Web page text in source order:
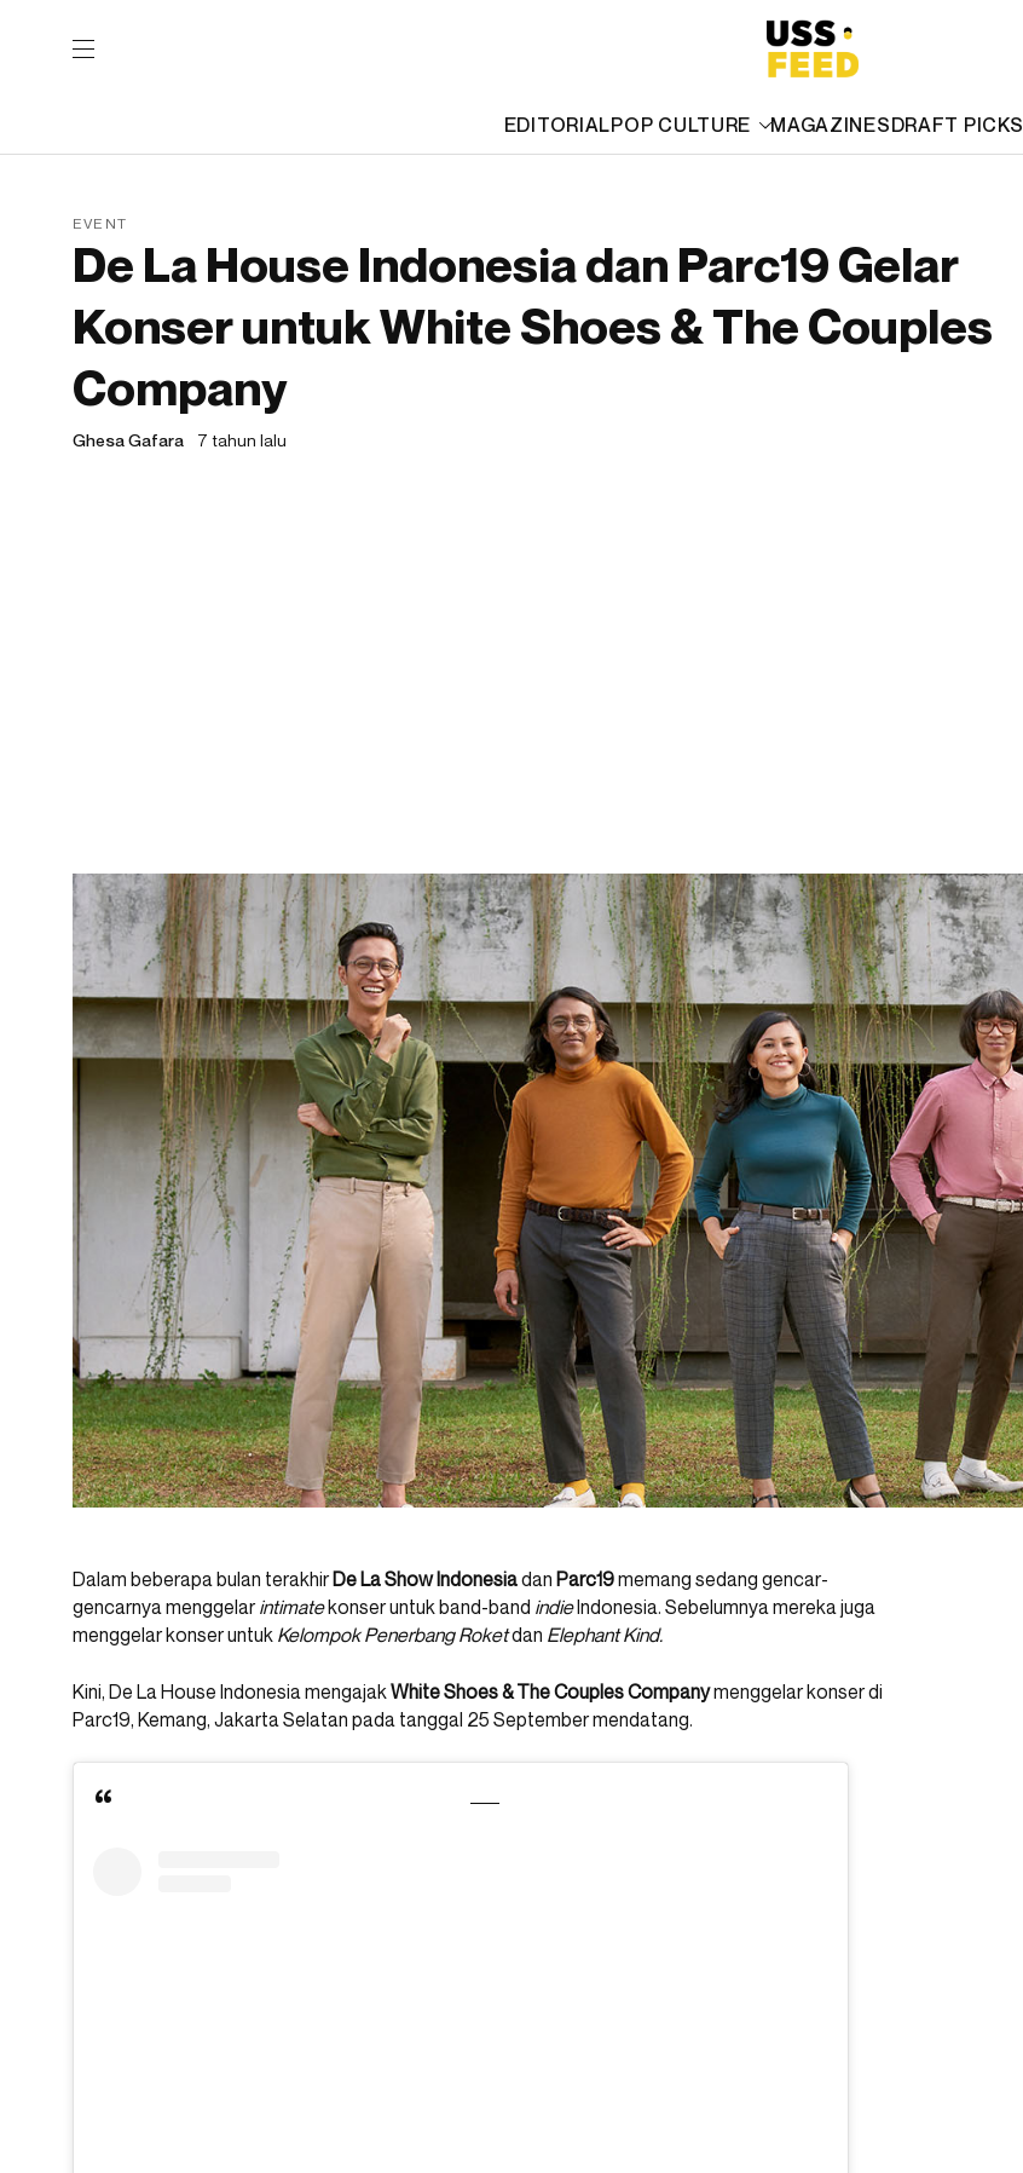
EDITORIALPOP CULTURE MAGAZINESDRAFT PICKS
EVENT
De La House Indonesia dan Parc19 Gelar
Konser untuk White Shoes & The Couples
Company
Ghesa Gafara 7 tahun lalu
Dalam beberapa bulan terakhir De La Show Indonesiadan Parc19memang sedang gencar-
gencarnyamenggelar intimatekonser untuk band-band indieIndonesia. Sebelumnya mereka juga
menggelar konser untuk Kelompok Penerbang Roketdan Elephant Kind.
Kini, De La House Indonesia mengajakWhite Shoes & The Couples Companymenggelar konser di
Parc19, Kemang, Jakarta Selatan pada tanggal 25 September mendatang.